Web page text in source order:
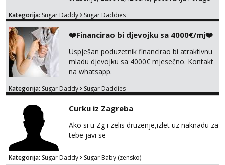
otvorena, komunikativna, zgodna i atraktivna
markodalic37@gmail.com
Kategorija: Sugar Daddy Sugar Daddies
❤️Financirao bi djevojku sa 4000€/mj❤️
Uspješan poduzetnik financirao bi atraktivnu
mladu djevojku sa 4000€ mjesečno. Kontakt
na whatsapp.
Kategorija: Sugar Daddy Sugar Daddies
Curku iz Zagreba
Ako si u Zg i zelis druzenje,izlet uz naknadu za
tebe javi se
Kategorija: Sugar Daddy Sugar Baby (zensko)